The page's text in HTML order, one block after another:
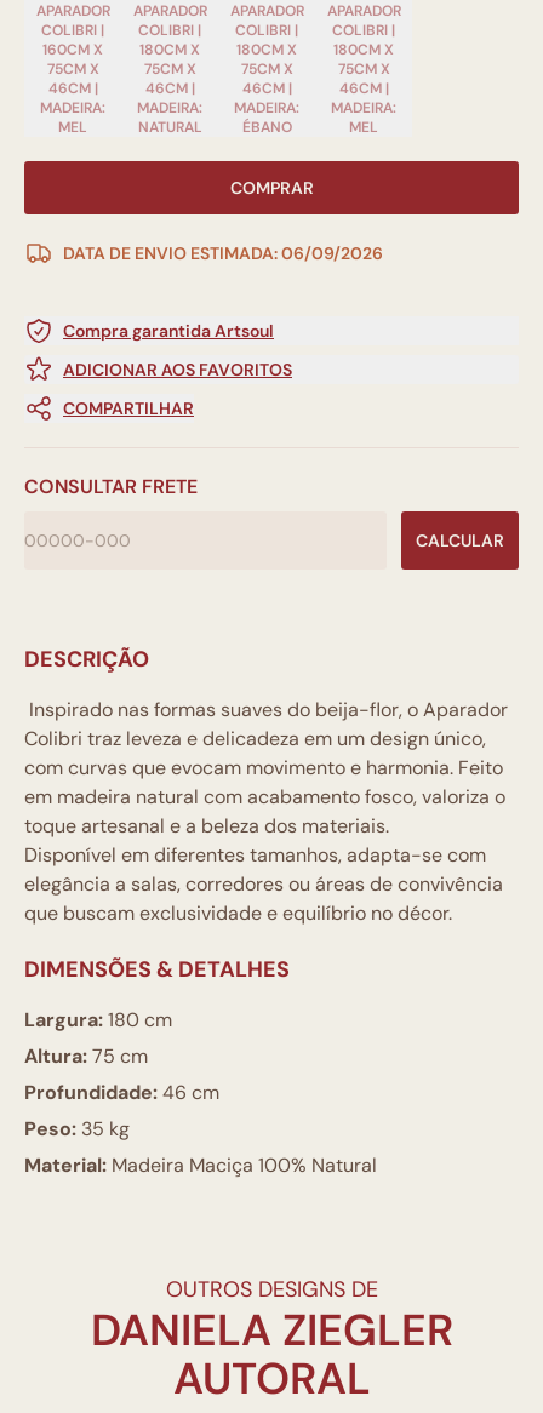
APARADOR
COLIBRI |
160CM X
75CM X
46CM |
MADEIRA:
MEL
APARADOR
COLIBRI |
180CM X
75CM X
46CM |
MADEIRA:
NATURAL
APARADOR
COLIBRI |
180CM X
75CM X
46CM |
MADEIRA:
ÉBANO
APARADOR
COLIBRI |
180CM X
75CM X
46CM |
MADEIRA:
MEL
COMPRAR
DATA DE ENVIO ESTIMADA: 06/09/2026
Compra garantida Artsoul
ADICIONAR AOS FAVORITOS
COMPARTILHAR
CONSULTAR FRETE
CALCULAR
DESCRIÇÃO
Inspirado nas formas suaves do beija-flor, o Aparador
Colibri traz leveza e delicadeza em um design único,
com curvas que evocam movimento e harmonia. Feito
em madeira natural com acabamento fosco, valoriza o
toque artesanal e a beleza dos materiais.
Disponível em diferentes tamanhos, adapta-se com
elegância a salas, corredores ou áreas de convivência
que buscam exclusividade e equilíbrio no décor.
DIMENSÕES & DETALHES
Largura:180 cm
Altura:75 cm
Profundidade:46 cm
Peso: 35 kg
Material: Madeira Maciça 100% Natural
OUTROS DESIGNS DE
DANIELA ZIEGLER